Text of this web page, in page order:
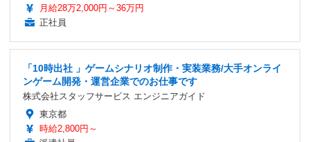
月給28万2,000円～36万円
正社員
「10時出社 」ゲームシナリオ制作・実装業務/大手オンライ
ンゲーム開発・運営企業でのお仕事です
株式会社スタッフサービス エンジニアガイド
東京都
時給2,800円～